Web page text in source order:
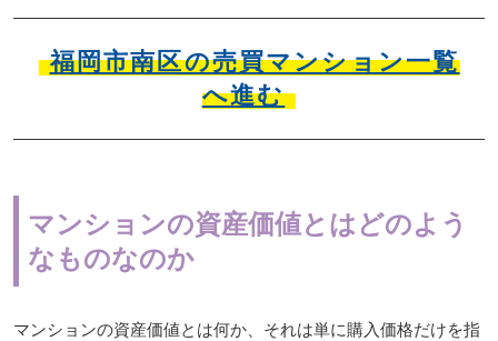
福岡市南区の売買マンション一覧
へ進む
マンションの資産価値とはどのよう
なものなのか
マンションの資産価値とは何か、それは単に購入価格だけを指